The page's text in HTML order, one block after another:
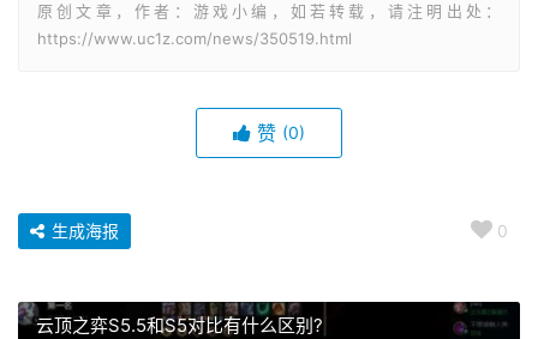
原创文章，作者：游戏小编，如若转载，请注明出处：
https://www.uc1z.com/news/350519.html
赞 (0)
0
生成海报
云顶之弈S5.5和S5对比有什么区别?